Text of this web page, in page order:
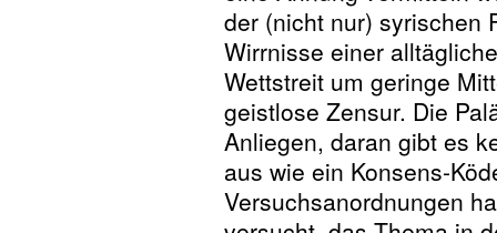
der (nicht nur) syrischen
Wirrnisse einer
Wettstreit um geringe
geistlose Zensur. Die
Anliegen, daran gibt es
aus wie ein Konsens-
Versuchsanordnungen